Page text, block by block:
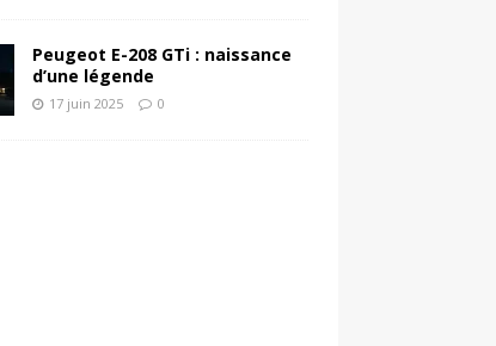
Peugeot E-208 GTi : naissance
d’une légende
17 juin 2025 0